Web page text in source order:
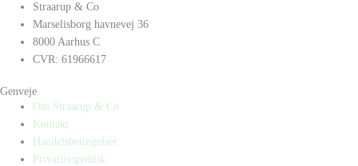
Straarup & Co
Marselisborg havnevej 36
8000 Aarhus C
CVR: 61966617
Genveje
Om Straarup & Co
Kontakt
Handelsbetingelser
Privatlivspolitik